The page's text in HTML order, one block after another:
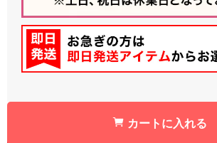
カートに入れる